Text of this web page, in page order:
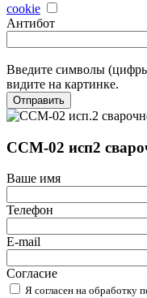
cookie
Антибот
Введите символы
видите на картинке.
Отправить
ССМ-02 исп2
Ваше имя
Телефон
E-mail
Согласие
Я согласен на обработку